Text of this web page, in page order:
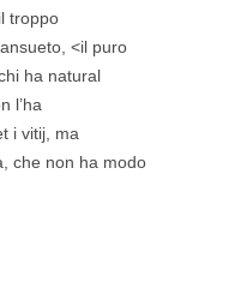
troppo
<il puro
ha natural
l’ha
i vitij, ma
che non ha modo